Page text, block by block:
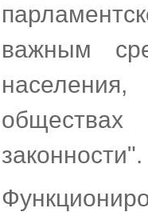
важным
законности".